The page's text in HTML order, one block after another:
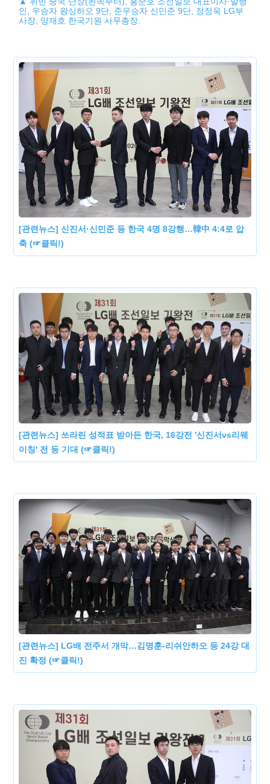
인, 우승자 왕싱하오 9단, 준우승자 신민준 9단, 정정욱 LG부
사장, 양재호 한국기원 사무총장.
[관련뉴스] 신진서·신민준 등 한국 4명 8강행…韓中 4:4로 압
축 (☞클릭!)
[관련뉴스] 쓰라린 성적표 받아든 한국, 16강전 '신진서vs리웨
이칭' 전 등 기대 (☞클릭!)
[관련뉴스] LG배 전주서 개막…김명훈-리쉬안하오 등 24강 대
진 확정 (☞클릭!)